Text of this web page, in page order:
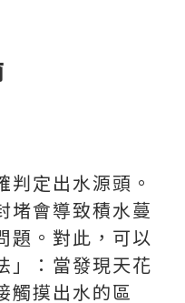
判定出水源頭。
堵會導致積水蔓
題。對此，可以
」：當發現天花
觸摸出水的區